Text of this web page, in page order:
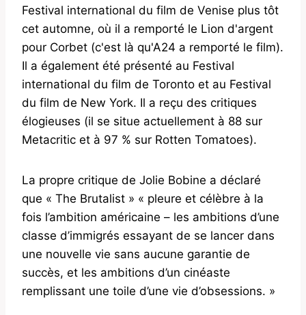
Festival international du film de Venise plus tôt
cet automne, où il a remporté le Lion d'argent
pour Corbet (c'est là qu'A24 a remporté le film).
Il a également été présenté au Festival
international du film de Toronto et au Festival
du film de New York. Il a reçu des critiques
élogieuses (il se situe actuellement à 88 sur
Metacritic et à 97 % sur Rotten Tomatoes).
La propre critique de Jolie Bobine a déclaré
que « The Brutalist » « pleure et célèbre à la
fois l’ambition américaine – les ambitions d’une
classe d’immigrés essayant de se lancer dans
une nouvelle vie sans aucune garantie de
succès, et les ambitions d’un cinéaste
remplissant une toile d’une vie d’obsessions. »